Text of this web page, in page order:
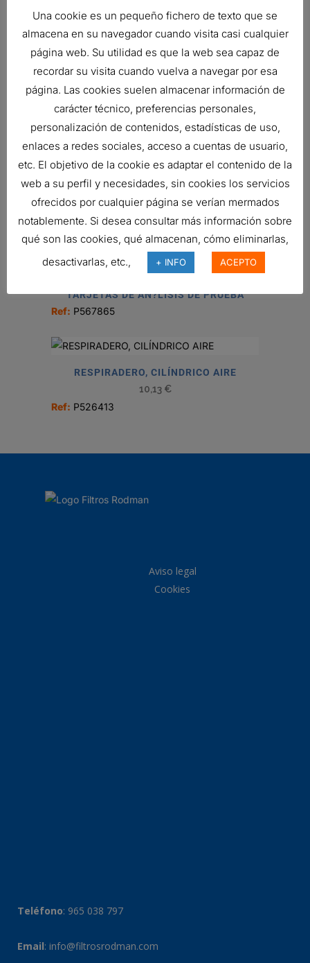
Related products
VÁLVULA DE RETENCIÓN
12,43€
Ref:P784790
FILTRO HIDRÁULICO, SPIN-ON
DURAMAX
€
Ref: P164378
TARJETAS DE AN?LISIS DE PRUEBA
Ref: P567865
RESPIRADERO, CILÍNDRICO AIRE
10,13 €
Ref: P526413
Aviso legal
Cookies
Teléfono: 965 038 797
Email: info@filtrosrodman.com
Una cookie es un pequeño fichero de texto que se
almacena en su navegador cuando visita casi cualquier
página web. Su utilidad es que la web sea capaz de
recordar su visita cuando vuelva a navegar por esa
página. Las cookies suelen almacenar información de
carácter técnico, preferencias personales,
personalización de contenidos, estadísticas de uso,
enlaces a redes sociales, acceso a cuentas de usuario,
etc. El objetivo de la cookie es adaptar el contenido de la
web a su perfil y necesidades, sin cookies los servicios
ofrecidos por cualquier página se verían mermados
notablemente. Si desea consultar más información sobre
qué son las cookies, qué almacenan, cómo eliminarlas,
desactivarlas, etc.,
+ INFO ACEPTO